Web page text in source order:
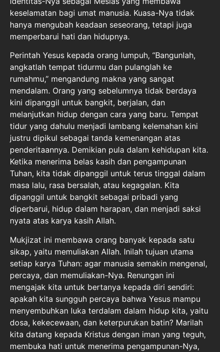
keselamatan bagi umat manusia. Kuasa-Nya tidak
hanya mengubah keadaan seseorang, tetapi juga
memperbarui hati dan hidupnya.
Perintah Yesus kepada orang lumpuh, “Bangunlah,
angkatlah tempat tidurmu dan pulanglah ke
rumahmu,” mengandung makna yang sangat
mendalam. Orang yang sebelumnya tidak berdaya
kini dipanggil untuk bangkit, berjalan, dan
melanjutkan hidup dengan cara yang baru. Tempat
tidur yang dahulu menjadi lambang kelemahan kini
justru dipikul sebagai tanda kemenangan atas
penderitaannya. Demikian pula dalam kehidupan kita.
Ketika menerima belas kasih dan pengampunan
Tuhan, kita tidak dipanggil untuk terus tinggal dalam
masa lalu, rasa bersalah, atau kegagalan. Kita
dipanggil untuk bangkit sebagai pribadi yang
diperbarui, hidup dalam harapan, dan menjadi saksi
nyata atas karya kasih Allah.
Mukjizat ini membawa orang banyak kepada satu
sikap, yaitu memuliakan Allah. Inilah tujuan utama
setiap karya Tuhan: agar manusia semakin mengenal,
percaya, dan memuliakan-Nya. Renungan ini
mengajak kita untuk bertanya kepada diri sendiri:
apakah kita sungguh percaya bahwa Yesus mampu
menyembuhkan luka terdalam dalam hidup kita, yaitu
dosa, kekecewaan, dan keterpurukan batin? Marilah
kita datang kepada Kristus dengan iman yang teguh,
membuka hati untuk menerima pengampunan-Nya,